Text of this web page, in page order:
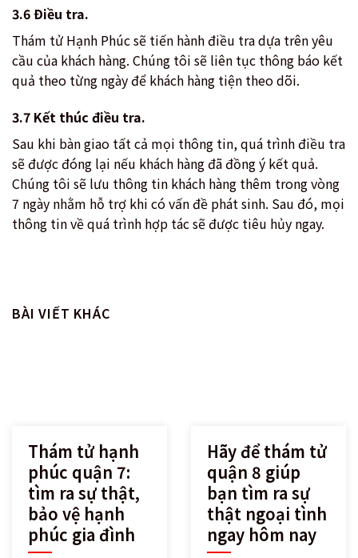
3.6 Điều tra.
Thám tử Hạnh Phúc sẽ tiến hành điều tra dựa trên yêu
cầu của khách hàng. Chúng tôi sẽ liên tục thông báo kết
quả theo từng ngày để khách hàng tiện theo dõi.
3.7 Kết thúc điều tra.
Sau khi bàn giao tất cả mọi thông tin, quá trình điều tra
sẽ được đóng lại nếu khách hàng đã đồng ý kết quả.
Chúng tôi sẽ lưu thông tin khách hàng thêm trong vòng
7 ngày nhằm hỗ trợ khi có vấn đề phát sinh. Sau đó, mọi
thông tin về quá trình hợp tác sẽ được tiêu hủy ngay.
BÀI VIẾT KHÁC
Thám tử hạnh
phúc quận 7:
tìm ra sự thật,
bảo vệ hạnh
phúc gia đình
Hãy để thám tử
quận 8 giúp
bạn tìm ra sự
thật ngoại tình
ngay hôm nay